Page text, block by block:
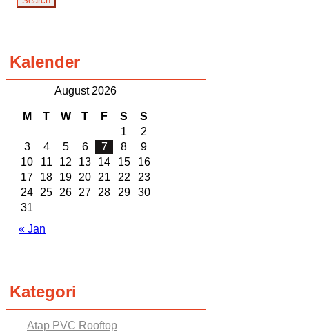
Kalender
August 2026
M T W T F S S
« Jan
1
2
3
4 5 6 7 8
9
10
11 12 13 14 15
16
17
18 19 20 21 22
23
24
25 26 27 28 29
30
31
Kategori
Atap PVC Rooftop